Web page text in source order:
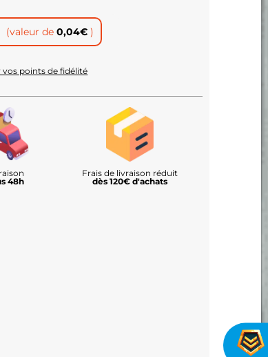
(valeur de 0,04€ )
vos points de fidélité
48h
Frais de livraison réduit
dès 120€ d'achats